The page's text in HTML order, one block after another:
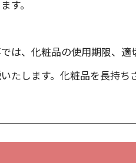
す。
は、化粧品の使用期限、
たします。化粧品を長持ち